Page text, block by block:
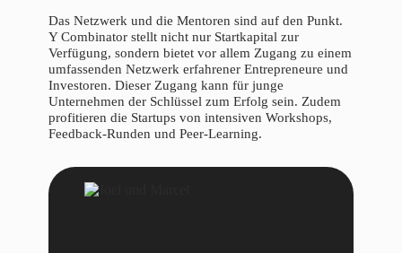
Das Netzwerk und die Mentoren sind auf den Punkt.
Y Combinator stellt nicht nur Startkapital zur
Verfügung, sondern bietet vor allem Zugang zu einem
umfassenden Netzwerk erfahrener Entrepreneure und
Investoren. Dieser Zugang kann für junge
Unternehmen der Schlüssel zum Erfolg sein. Zudem
profitieren die Startups von intensiven Workshops,
Feedback-Runden und Peer-Learning.